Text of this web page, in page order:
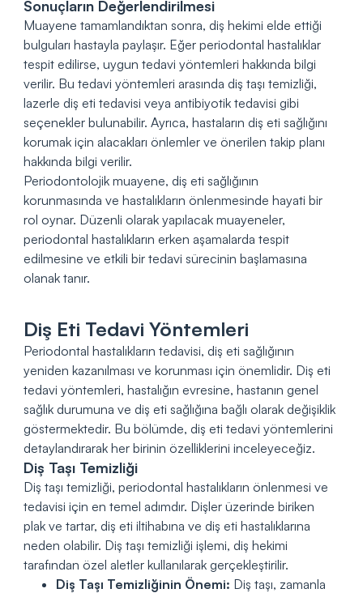
Sonuçların Değerlendirilmesi
Muayene tamamlandıktan sonra, diş hekimi elde ettiği
bulguları hastayla paylaşır. Eğer periodontal hastalıklar
tespit edilirse, uygun tedavi yöntemleri hakkında bilgi
verilir. Bu tedavi yöntemleri arasında diş taşı temizliği,
lazerle diş eti tedavisi veya antibiyotik tedavisi gibi
seçenekler bulunabilir. Ayrıca, hastaların diş eti sağlığını
korumak için alacakları önlemler ve önerilen takip planı
hakkında bilgi verilir.
Periodontolojik muayene, diş eti sağlığının
korunmasında ve hastalıkların önlenmesinde hayati bir
rol oynar. Düzenli olarak yapılacak muayeneler,
periodontal hastalıkların erken aşamalarda tespit
edilmesine ve etkili bir tedavi sürecinin başlamasına
olanak tanır.
Diş Eti Tedavi Yöntemleri
Periodontal hastalıkların tedavisi, diş eti sağlığının
yeniden kazanılması ve korunması için önemlidir. Diş eti
tedavi yöntemleri, hastalığın evresine, hastanın genel
sağlık durumuna ve diş eti sağlığına bağlı olarak değişiklik
göstermektedir. Bu bölümde, diş eti tedavi yöntemlerini
detaylandırarak her birinin özelliklerini inceleyeceğiz.
Diş Taşı Temizliği
Diş taşı temizliği, periodontal hastalıkların önlenmesi ve
tedavisi için en temel adımdır. Dişler üzerinde biriken
plak ve tartar, diş eti iltihabına ve diş eti hastalıklarına
neden olabilir. Diş taşı temizliği işlemi, diş hekimi
tarafından özel aletler kullanılarak gerçekleştirilir.
Diş Taşı Temizliğinin Önemi: Diş taşı, zamanla